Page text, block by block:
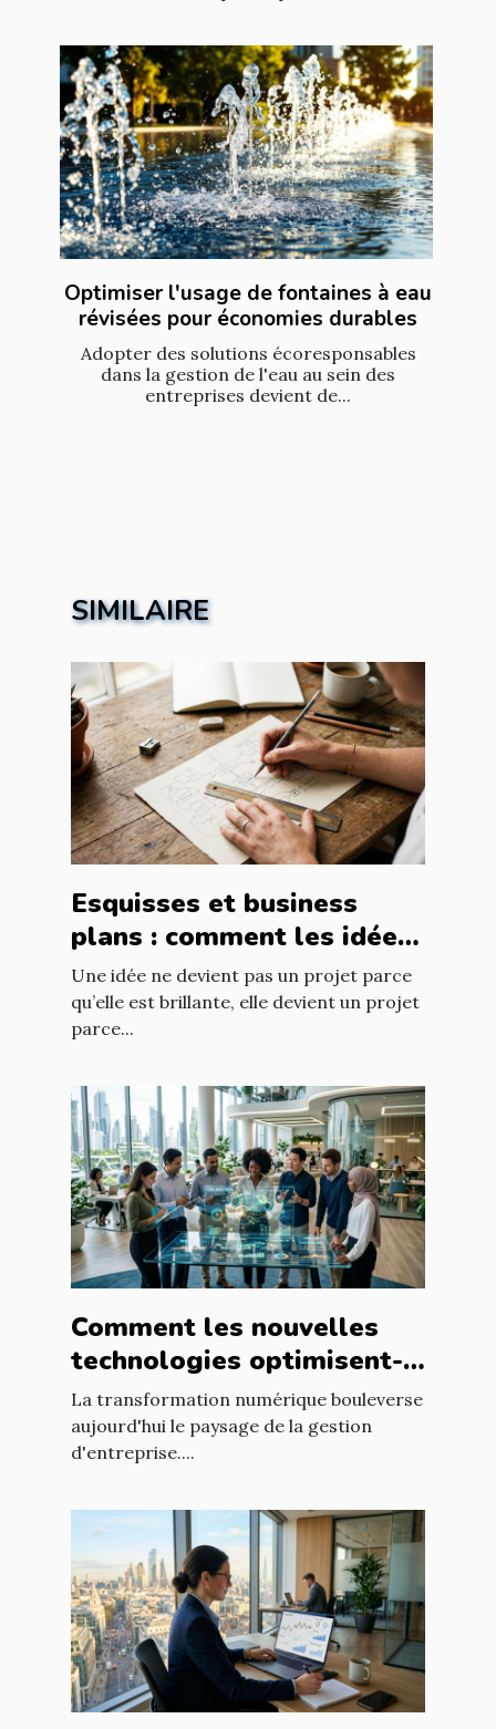
Optimiser l'usage de fontaines à eau
révisées pour économies durables
Adopter des solutions écoresponsables
dans la gestion de l'eau au sein des
entreprises devient de...
SIMILAIRE
Esquisses et business
plans : comment les idées
prennent forme
Une idée ne devient pas un projet parce
qu’elle est brillante, elle devient un projet
parce...
Comment les nouvelles
technologies optimisent-
elles la gestion
d'entreprise ?
La transformation numérique bouleverse
aujourd'hui le paysage de la gestion
d'entreprise....